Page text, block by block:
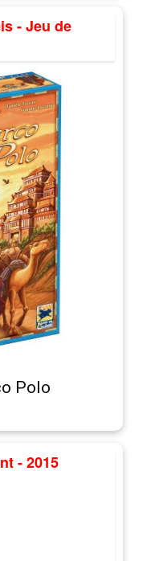
- Jeu de
Polo
- 2015